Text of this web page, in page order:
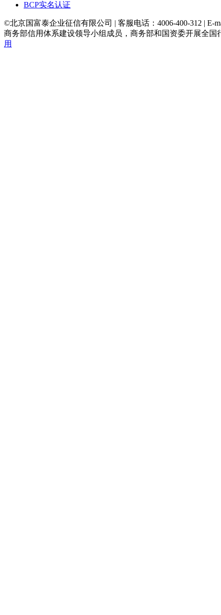
BCP实名认证
©北京国富泰企业征信有限公司 | 客服电话：4006-400-312 | E-
商务部信用体系建设领导小组成员，商务部和国资委开展全国
用